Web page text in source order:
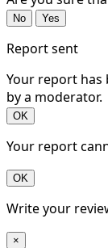
No Yes
Report sent
Your report has
by a moderator.
OK
Your report
OK
Write your
×